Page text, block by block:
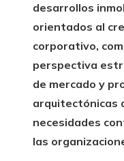
desarrollos
orientados al
corporativo,
perspectiva
de mercado y
arquitectónicas
necesidades
las